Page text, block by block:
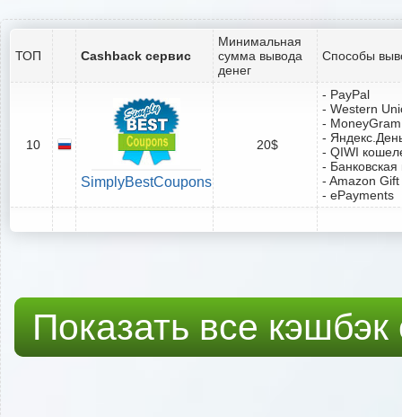
ТОП Cashback сервис
Минимальная
сумма вывода
денег
Способы
10
SimplyBestCoupons
20$
- PayPal
- Western
- MoneyGram
-
- QIWI
-
- Amazon
- ePayments
Показать все